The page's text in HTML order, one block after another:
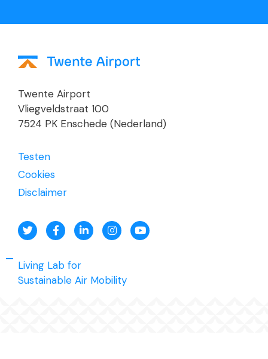
Twente Airport
Vliegveldstraat 100
7524 PK Enschede (Nederland)
Testen
Cookies
Disclaimer
Living Lab for
Sustainable Air Mobility